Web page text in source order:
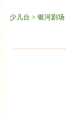
少儿台 > 银河剧场